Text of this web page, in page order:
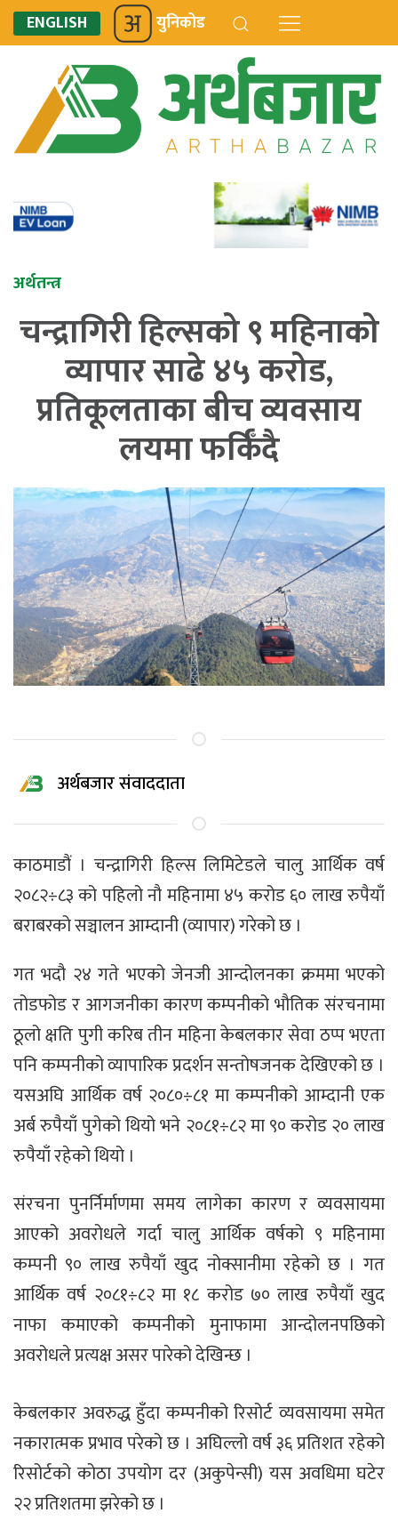
ENGLISH युनिकोड
अर्थतन्त्र
चन्द्रागिरी हिल्सको ९ महिनाको
व्यापार साढे ४५ करोड,
प्रतिकूलताका बीच व्यवसाय
लयमा फर्किँदै
अर्थबजार संवाददाता
काठमाडौं । चन्द्रागिरी हिल्स लिमिटेडले चालु आर्थिक वर्ष
२०८२÷८३ को पहिलो नौ महिनामा ४५ करोड ६० लाख रुपैयाँ
बराबरको सञ्चालन आम्दानी (व्यापार) गरेको छ ।
गत भदौ २४ गते भएको जेनजी आन्दोलनका क्रममा भएको
तोडफोड र आगजनीका कारण कम्पनीको भौतिक संरचनामा
ठूलो क्षति पुगी करिब तीन महिना केबलकार सेवा ठप्प भएता
पनि कम्पनीको व्यापारिक प्रदर्शन सन्तोषजनक देखिएको छ ।
यसअघि आर्थिक वर्ष २०८०÷८१ मा कम्पनीको आम्दानी एक
अर्ब रुपैयाँ पुगेको थियो भने २०८१÷८२ मा ९० करोड २० लाख
रुपैयाँ रहेको थियो ।
संरचना पुनर्निर्माणमा समय लागेका कारण र व्यवसायमा
आएको अवरोधले गर्दा चालु आर्थिक वर्षको ९ महिनामा
कम्पनी ९० लाख रुपैयाँ खुद नोक्सानीमा रहेको छ । गत
आर्थिक वर्ष २०८१÷८२ मा १८ करोड ७० लाख रुपैयाँ खुद
नाफा कमाएको कम्पनीको मुनाफामा आन्दोलनपछिको
अवरोधले प्रत्यक्ष असर पारेको देखिन्छ ।
केबलकार अवरुद्ध हुँदा कम्पनीको रिसोर्ट व्यवसायमा समेत
नकारात्मक प्रभाव परेको छ । अघिल्लो वर्ष ३६ प्रतिशत रहेको
रिसोर्टको कोठा उपयोग दर (अकुपेन्सी) यस अवधिमा घटेर
२२ प्रतिशतमा झरेको छ ।